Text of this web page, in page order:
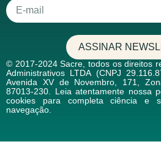
ASSINAR
© 2017-2024 Sacre, todos os direitos
Administrativos LTDA (CNPJ
Avenida XV de Novembro, 171,
87013-230. Leia atentamente nossa
cookies para completa ciência e
navegação.